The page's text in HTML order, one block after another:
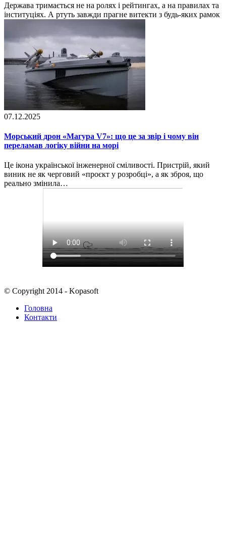
Держава тримається не на ролях і рейтингах, а на правилах та
інституціях. А ртуть завжди прагне витекти з будь-яких рамок
07.12.2025
Морський дрон «Магура V7»: що це за звір і чому він
переламав логіку війни на морі
Це ікона української інженерної сміливості. Пристрій, який
виник не як черговий «проєкт у розробці», а як зброя, що
реально змінила…
© Copyright 2014 - Kopasoft
Головна
Контакти